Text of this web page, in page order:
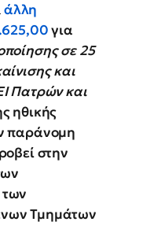
άλλη
για
σε 25
και
Πατρών και
ηθικής
παράνομη
στην
Τμημάτων